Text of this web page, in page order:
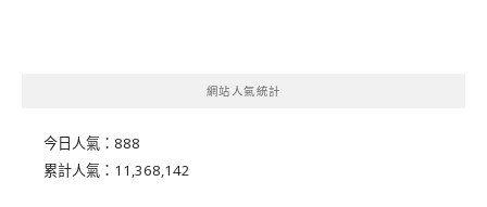
網站人氣統計
今日人氣： 888
累計人氣： 11,368,142